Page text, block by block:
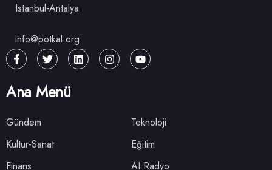
Istanbul-Antalya
info@potkal.org
Ana Menü
Gündem
Teknoloji
Kültür-Sanat
Eğitim
Finans
AI Radyo